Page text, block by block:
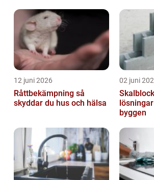
12 juni 2026
Råttbekämpning så
skyddar du hus och hälsa
02 juni
Skalblock i
byggen